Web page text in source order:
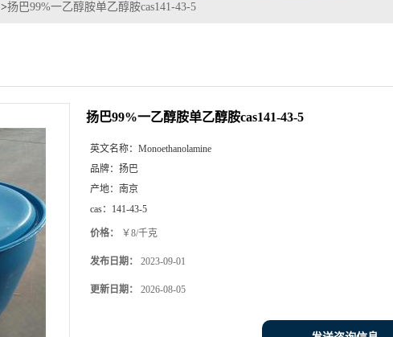
>扬巴99%一乙醇胺单乙醇胺cas141-43-5
扬巴99%一乙醇胺单乙醇胺cas141-43-5
英文名称： Monoethanolamine
品牌： 扬巴
产地： 南京
cas： 141-43-5
价格： ￥8/千克
发布日期： 2023-09-01
更新日期： 2026-08-05